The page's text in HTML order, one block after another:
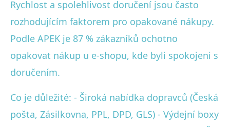
Rychlost a spolehlivost doručení jsou často
rozhodujícím faktorem pro opakované nákupy.
Podle APEK je 87 % zákazníků ochotno
opakovat nákup u e-shopu, kde byli spokojeni s
doručením.
Co je důležité: - Široká nabídka dopravců (Česká
pošta, Zásilkovna, PPL, DPD, GLS) - Výdejní boxy